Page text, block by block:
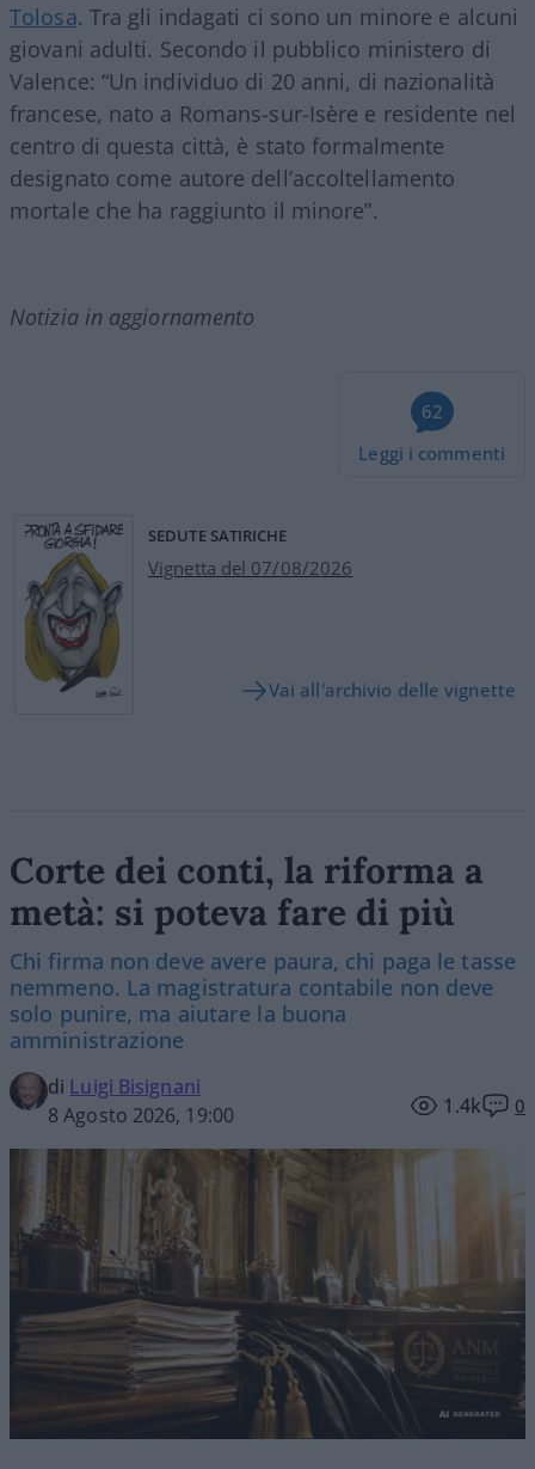
Tolosa. Tra gli indagati ci sono un minore e alcuni
giovani adulti. Secondo il pubblico ministero di
Valence: “Un individuo di 20 anni, di nazionalità
francese, nato a Romans-sur-Isère e residente nel
centro di questa città, è stato formalmente
designato come autore dell’accoltellamento
mortale che ha raggiunto il minore”.
Notizia in aggiornamento
62
Leggi i commenti
SEDUTE SATIRICHE
Vignetta del 07/08/2026
Vai all'archivio delle vignette
Corte dei conti, la riforma a
metà: si poteva fare di più
Chi firma non deve avere paura, chi paga le tasse
nemmeno. La magistratura contabile non deve
solo punire, ma aiutare la buona
amministrazione
di Luigi Bisignani
8 Agosto 2026, 19:00
1.4k 0